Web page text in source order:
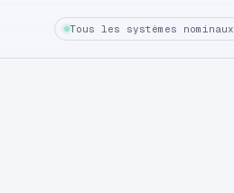
Tous les systèmes nominaux